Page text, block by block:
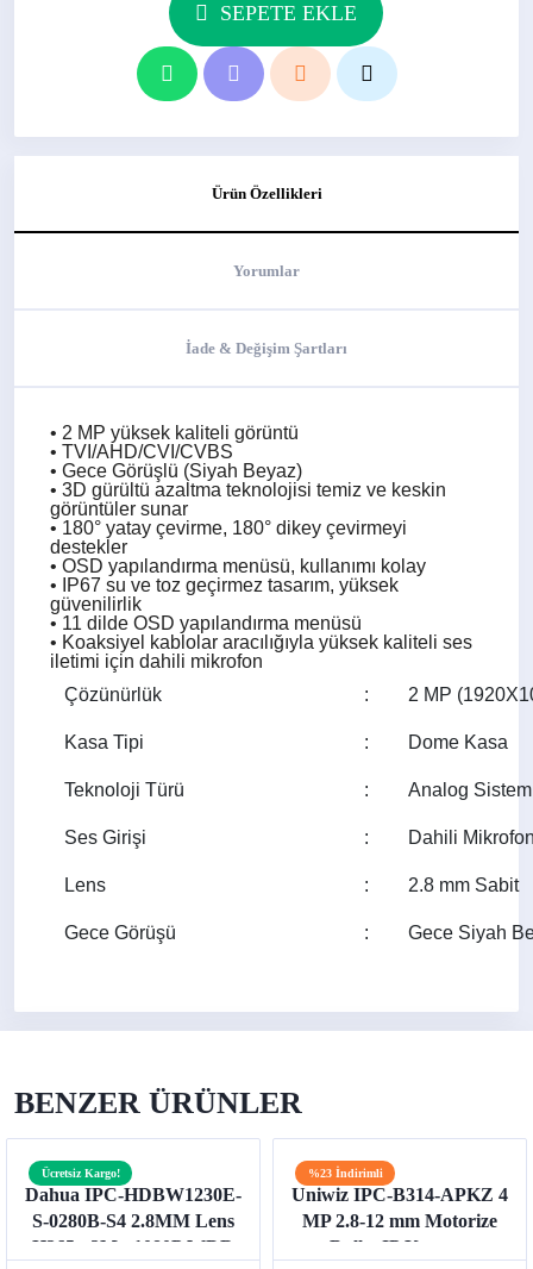
SEPETE EKLE
Ürün Özellikleri
Yorumlar
İade & Değişim Şartları
• 2 MP yüksek kaliteli görüntü
• TVI/AHD/CVI/CVBS
• Gece Görüşlü (Siyah Beyaz)
• 3D gürültü azaltma teknolojisi temiz ve keskin
görüntüler sunar
• 180° yatay çevirme, 180° dikey çevirmeyi
destekler
• OSD yapılandırma menüsü, kullanımı kolay
• IP67 su ve toz geçirmez tasarım, yüksek
güvenilirlik
• 11 dilde OSD yapılandırma menüsü
• Koaksiyel kablolar aracılığıyla yüksek kaliteli ses
iletimi için dahili mikrofon
Çözünürlük
: 2 MP
Kasa Tipi : Dome Kasa
Teknoloji Türü : Analog Sistem
Ses Girişi : Dahili
Lens : 2.8 mm Sabit
Gece Görüşü : Gece Siyah
BENZER ÜRÜNLER
Ücretsiz Kargo!
Dahua IPC-HDBW1230E-
S-0280B-S4 2.8MM Lens
H265+ 2Mp 1080P WDR
%23 İndirimli
Uniwiz IPC-B314-APKZ 4
MP 2.8-12 mm Motorize
Bullet IP Kamera